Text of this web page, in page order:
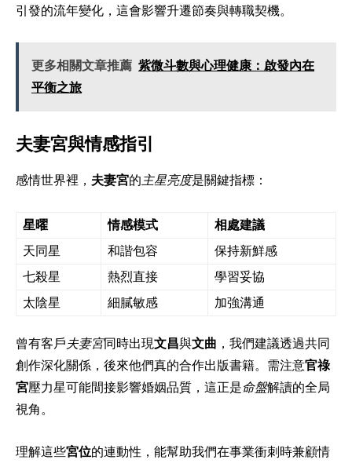
引發的流年變化，這會影響升遷節奏與轉職契機。
更多相關文章推薦 紫微斗數與心理健康：啟發內在
平衡之旅
夫妻宮與情感指引
感情世界裡， 夫妻宮的 主星亮度是關鍵指標：
星曜 情感模式
相處建議
天同星
和諧包容
保持新鮮感
七殺星
熱烈直接
學習妥協
太陰星
細膩敏感 加強溝通
曾有客戶夫妻宮同時出現文昌與文曲 ，我們建議透過共同
創作深化關係，後來他們真的合作出版書籍。需注意官祿
宮壓力星可能間接影響婚姻品質，這正是命盤解讀的全局
視角。
理解這些宮位的連動性，能幫助我們在事業衝刺時兼顧情